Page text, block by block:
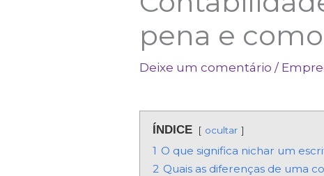
pena e
Deixe um comentário /
ÍNDICE ocultar
1 O que significa nichar um
2 Quais as diferenças de uma